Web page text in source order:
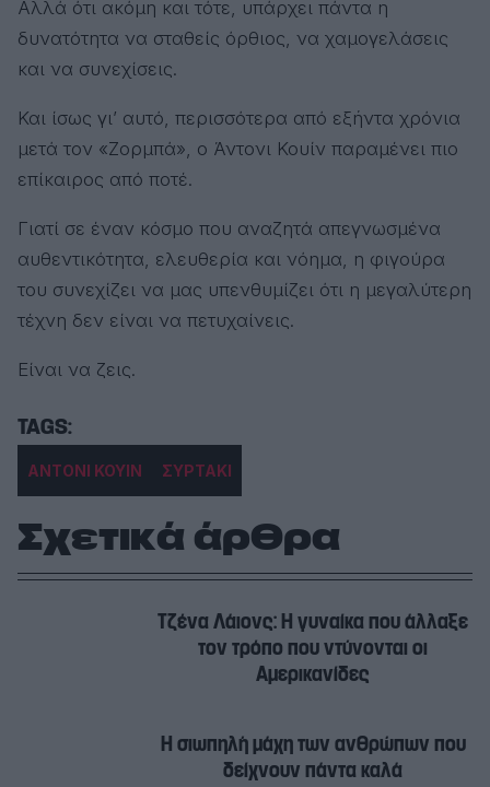
Αλλά ότι ακόμη και τότε, υπάρχει πάντα η
δυνατότητα να σταθείς όρθιος, να χαμογελάσεις
και να συνεχίσεις.
Και ίσως γι’ αυτό, περισσότερα από εξήντα χρόνια
μετά τον «Ζορμπά», ο Άντονι Κουίν παραμένει πιο
επίκαιρος από ποτέ.
Γιατί σε έναν κόσμο που αναζητά απεγνωσμένα
αυθεντικότητα, ελευθερία και νόημα, η φιγούρα
του συνεχίζει να μας υπενθυμίζει ότι η μεγαλύτερη
τέχνη δεν είναι να πετυχαίνεις.
Είναι να ζεις.
ΑΝΤΟΝΙ ΚΟΥΙΝ ΣΥΡΤΑΚΙ
Σχετικά άρθρα
Τζένα Λάιονς: Η γυναίκα που άλλαξε
τον τρόπο που ντύνονται οι
Αμερικανίδες
Η σιωπηλή μάχη των ανθρώπων που
δείχνουν πάντα καλά